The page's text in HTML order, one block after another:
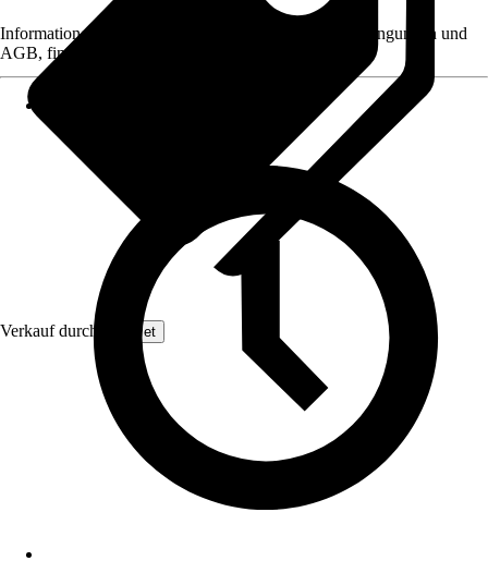
Verkauf durch: GarPet
Informationen des Verkäufers, wie z. B. Rückgabebedingungen und
AGB, finden Sie bei Klick auf den Verkäufernamen.